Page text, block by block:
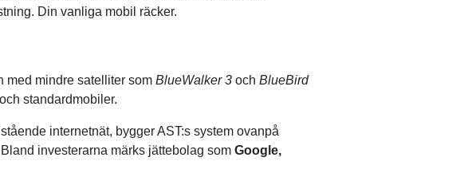
Din vanliga mobil räcker.
med mindre satelliter som BlueWalker 3 och BlueBird
standardmobiler.
internetnät, bygger AST:s system ovanpå
investerarna märks jättebolag som Google,